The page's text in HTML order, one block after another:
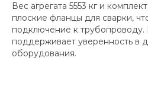
Вес агрегата 5553 кг и
плоские фланцы для сварки,
подключение к трубопроводу.
поддерживает уверенность в
оборудования.